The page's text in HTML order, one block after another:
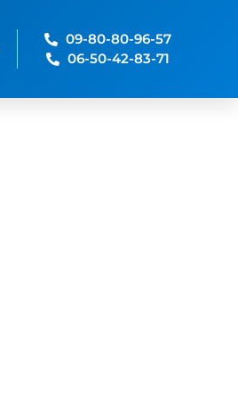
09-80-80-96-57
06-50-42-83-71